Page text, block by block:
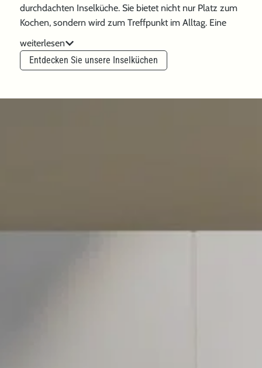
durchdachten Inselküche. Sie bietet nicht nur Platz zum
Kochen, sondern wird zum Treffpunkt im Alltag. Eine
integrierte Sitzmöglichkeit oder eine elegante Bar
machen die Küche zum kommunikativen Zentrum.
Materialien wie edler Naturstein, warmes Holz oder
gesellige Stunden mit Familie und Freunden.
weiterlesen
Entdecken Sie unsere Inselküchen